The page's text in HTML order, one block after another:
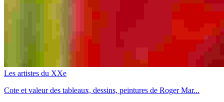
Les artistes du XXe
Cote et valeur des tableaux, dessins, peintures de Roger Mar...